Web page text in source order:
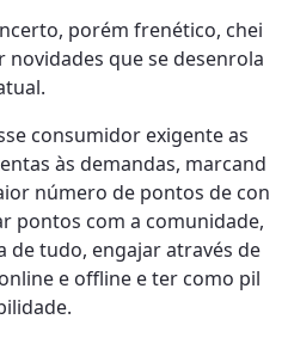
porém frenético, chei
novidades que se desenrola
consumidor exigente as
às demandas, marcand
número de pontos de con
pontos com a comunidade,
de tudo, engajar através de
e offline e ter como pil